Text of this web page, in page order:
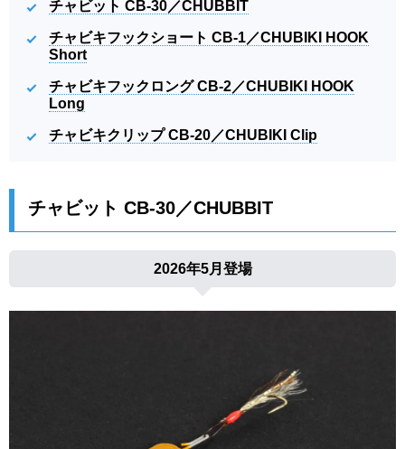
チャビット CB-30／CHUBBIT
チャビキフックショート CB-1／CHUBIKI HOOK
Short
チャビキフックロング CB-2／CHUBIKI HOOK
Long
チャビキクリップ CB-20／CHUBIKI Clip
チャビット CB-30／CHUBBIT
2026年5月登場